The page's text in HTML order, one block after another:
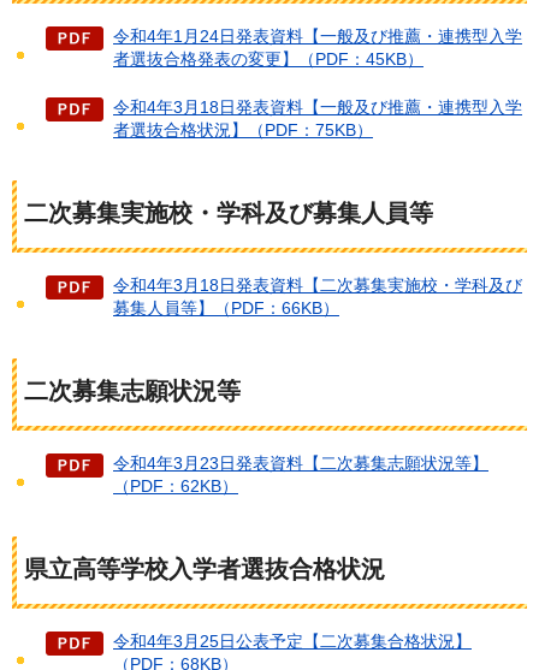
令和4年1月24日発表資料【一般及び推薦・連携型入学
者選抜合格発表の変更】（PDF：45KB）
令和4年3月18日発表資料【一般及び推薦・連携型入学
者選抜合格状況】（PDF：75KB）
二次募集実施校・学科及び募集人員等
令和4年3月18日発表資料【二次募集実施校・学科及び
募集人員等】（PDF：66KB）
二次募集志願状況等
令和4年3月23日発表資料【二次募集志願状況等】
（PDF：62KB）
県立高等学校入学者選抜合格状況
令和4年3月25日公表予定【二次募集合格状況】
（PDF：68KB）